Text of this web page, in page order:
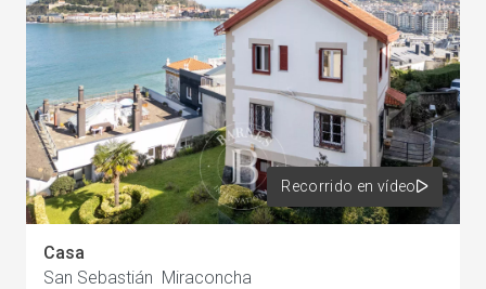
Recorrido en vídeo
Casa
San Sebastián Miraconcha